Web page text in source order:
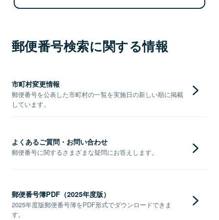
郵便番号検索に関する情報
市町村変更情報
郵便番号を公表した市町村の一覧を実施日の新しい順に掲載
しています。
よくあるご質問・お問い合わせ
郵便番号に関するさまざまな疑問にお答えします。
郵便番号簿PDF（2025年度版）
2025年度版郵便番号簿をPDF形式でダウンロードできま
す。